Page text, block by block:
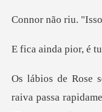
pior, é
passa